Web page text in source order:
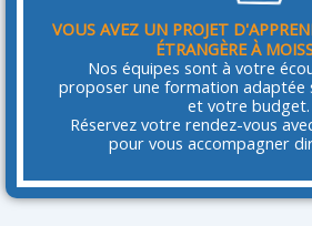
VOUS AVEZ UN PROJET
ÉTRANGÈRE À
Nos équipes sont à votre
proposer une formation adaptée
et votre budget.
Réservez votre rendez-vous
pour vous accompagner